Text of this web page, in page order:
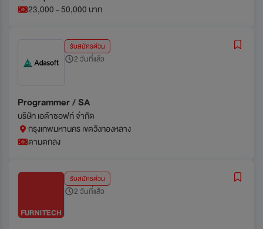
23,000 - 50,000 บาท
รับสมัครด่วน
2 วันที่แล้ว
Programmer / SA
บริษัท เอด้าซอฟท์ จำกัด
กรุงเทพมหานคร เขตวังทองหลาง
ตามตกลง
รับสมัครด่วน
2 วันที่แล้ว